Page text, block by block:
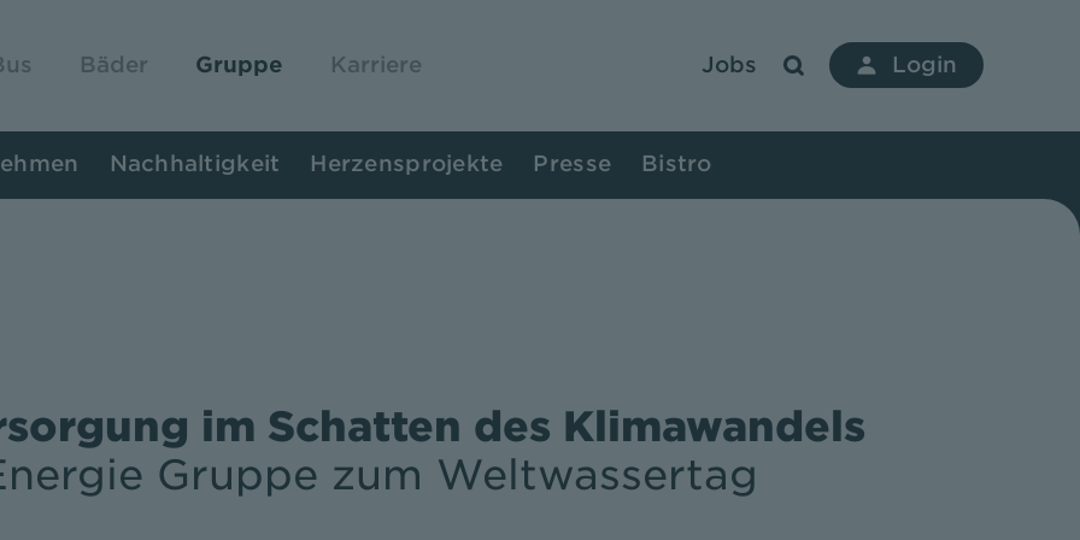
Bäder Gruppe Karriere Jobs Login
Nachhaltigkeit Herzensprojekte Presse Bistro
im Schatten des Klimawandels
Gruppe zum Weltwassertag